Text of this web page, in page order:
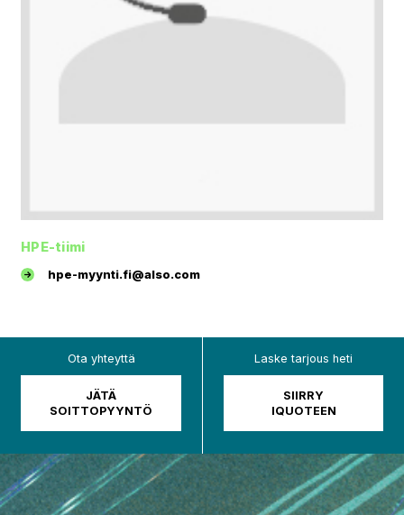
HPE-tiimi
hpe-myynti.fi@also.com
Ota yhteyttä
JÄTÄ
SOITTOPYYNTÖ
Laske tarjous heti
SIIRRY
IQUOTEEN